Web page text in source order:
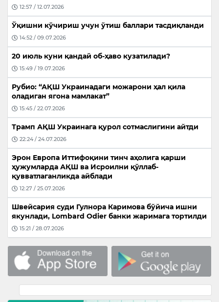
12:57 / 12.07.2026
Ўқишни кўчириш учун ўтиш баллари тасдиқланди
14:52 / 09.07.2026
20 июль куни қандай об-ҳаво кузатилади?
15:49 / 19.07.2026
Рубио: “АҚШ Украинадаги можарони ҳал қила
оладиган ягона мамлакат”
15:45 / 22.07.2026
Трамп АҚШ Украинага қурол сотмаслигини айтди
22:24 / 24.07.2026
Эрон Европа Иттифоқини тинч аҳолига қарши
ҳужумларда АҚШ ва Исроилни қўллаб-
қувватлаганликда айблади
12:27 / 25.07.2026
Швейсария суди Гулнора Каримова бўйича ишни
якунлади, Lombard Odier банки жаримага тортилди
15:21 / 28.07.2026